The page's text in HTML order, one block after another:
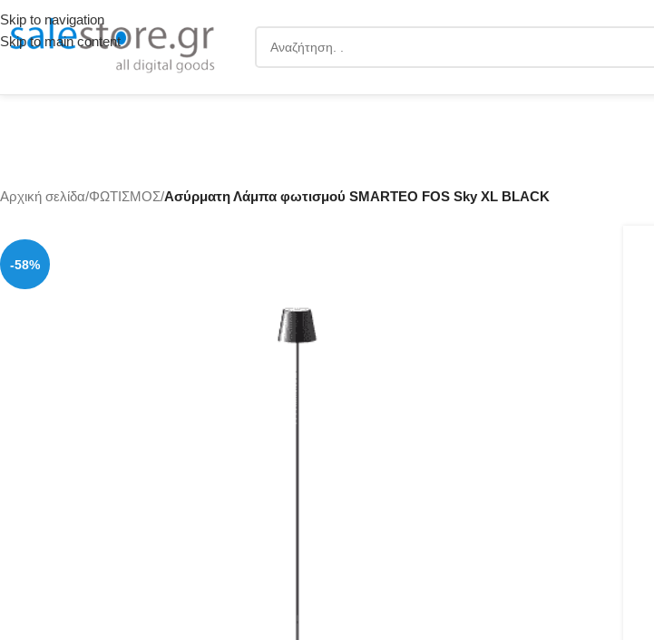
Skip to navigation
Skip to main content
Αρχική σελίδα/ΦΩΤΙΣΜΟΣ/Ασύρματη Λάμπα φωτισμού SMARTEO FOS Sky XL BLACK
-58%